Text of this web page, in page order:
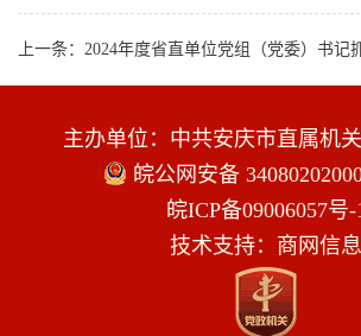
主办单位：中共安庆市直属机
皖公网安备
皖ICP备09006057号-
技术支持：商网信息